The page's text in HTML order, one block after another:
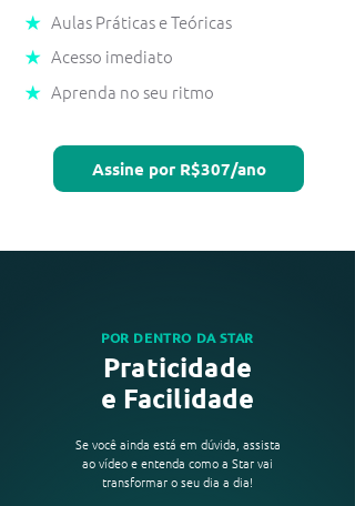
Aulas Práticas e Teóricas
Acesso imediato
Aprenda no seu ritmo
Assine por R$307/ano
POR DENTRO DA STAR
Praticidade
e Facilidade
Se você ainda está em dúvida, assista
ao vídeo e entenda como a Star vai
transformar o seu dia a dia!